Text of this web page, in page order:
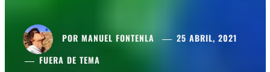
POR MANUEL FONTENLA
25 ABRIL, 2021
FUERA DE TEMA